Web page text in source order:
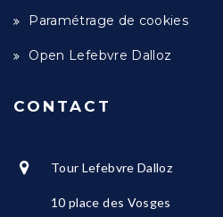
Paramétrage de cookies
Open Lefebvre Dalloz
CONTACT
Tour Lefebvre Dalloz
10 place des Vosges